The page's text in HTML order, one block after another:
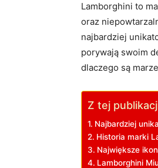
Lamborghini ⁣to
oraz
najbardziej
porywają⁣ swoim
dlaczego są‍
Z tej
Najbardziej
Historia marki
Największe
Lamborghini